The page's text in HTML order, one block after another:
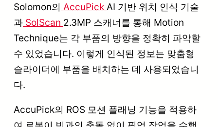
Solomon의 AccuPick AI 기반 위치 인식 기술
과 SolScan 2.3MP 스캐너를 통해 Motion
Technique는 각 부품의 방향을 정확히 파악할
수 있었습니다. 이렇게 인식된 정보는 맞춤형
슬라이더에 부품을 배치하는 데 사용되었습니
다.
AccuPick의 ROS 모션 플래닝 기능을 적용하